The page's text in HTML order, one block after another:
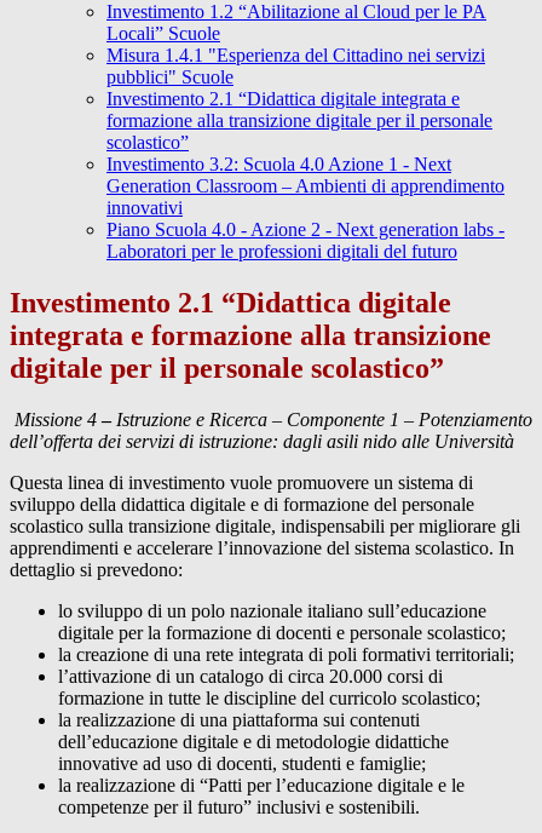
Investimento 1.2 “Abilitazione al Cloud per le PA
Locali” Scuole
Misura 1.4.1 "Esperienza del Cittadino nei servizi
pubblici" Scuole
Investimento 2.1 “Didattica digitale integrata e
formazione alla transizione digitale per il personale
scolastico”
Investimento 3.2: Scuola 4.0 Azione 1 - Next
Generation Classroom – Ambienti di apprendimento
innovativi
Piano Scuola 4.0 - Azione 2 - Next generation labs -
Laboratori per le professioni digitali del futuro
Investimento 2.1 “Didattica digitale
integrata e formazione alla transizione
digitale per il personale scolastico”
Missione 4– Istruzione e Ricerca – Componente 1 – Potenziamento
dell’offerta dei servizi di istruzione: dagli asili nido alle Università
Questa linea di investimento vuole promuovere un sistema di
sviluppo della didattica digitale e di formazione del personale
scolastico sulla transizione digitale, indispensabili per migliorare gli
apprendimenti e accelerare l’innovazione del sistema scolastico. In
dettaglio si prevedono:
lo sviluppo di un polo nazionale italiano sull’educazione
digitale per la formazione di docenti e personale scolastico;
la creazione di una rete integrata di poli formativi territoriali;
l’attivazione di un catalogo di circa 20.000 corsi di
formazione in tutte le discipline del curricolo scolastico;
la realizzazione di una piattaforma sui contenuti
dell’educazione digitale e di metodologie didattiche
innovative ad uso di docenti, studenti e famiglie;
la realizzazione di “Patti per l’educazione digitale e le
competenze per il futuro” inclusivi e sostenibili.